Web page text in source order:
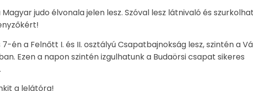
judo élvonala jelen lesz. Szóval lesz látnivaló és
7-én a Felnőtt I. és II. osztályú Csapatbajnokság lesz, szintén a
Ezen a napon szintén izgulhatunk a Budaörsi csapat sikeres
a lelátóra!